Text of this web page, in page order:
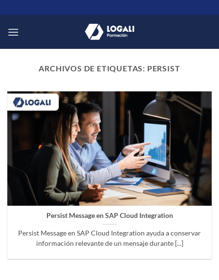
al
contenido
ARCHIVOS DE ETIQUETAS: PERSIST
Persist Message en SAP Cloud Integration
Persist Message en SAP Cloud Integration ayuda a conservar
información relevante de un mensaje durante [...]